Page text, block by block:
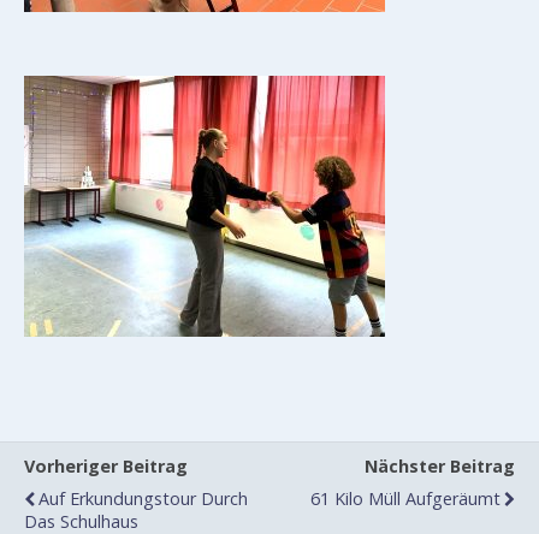
Vorheriger Beitrag
Auf Erkundungstour Durch
Das Schulhaus
Nächster Beitrag
61 Kilo Müll Aufgeräumt